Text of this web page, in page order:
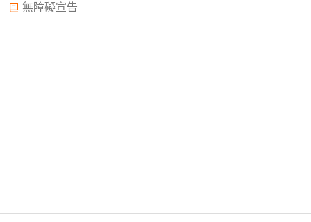
無障礙宣告